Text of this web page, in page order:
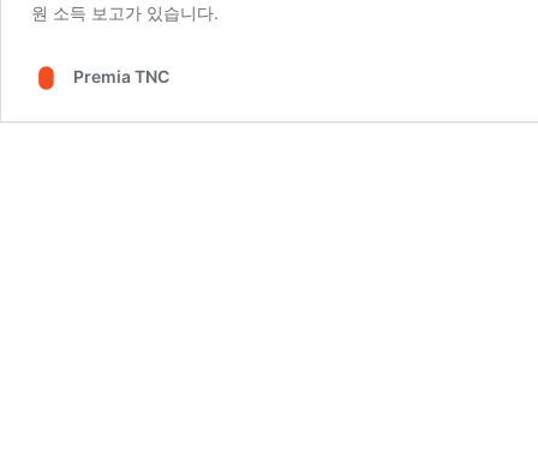
원 소득 보고가 있습니다.
Premia TNC